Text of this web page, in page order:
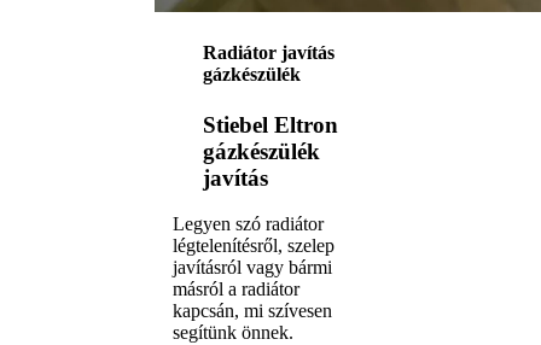
Radiátor javítás
gázkészülék
Stiebel Eltron
gázkészülék
javítás
Legyen szó radiátor
légtelenítésről, szelep
javításról vagy bármi
másról a radiátor
kapcsán, mi szívesen
segítünk önnek.